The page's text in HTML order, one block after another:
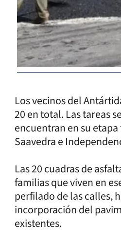
Los vecinos del
20 en total. Las tareas
encuentran en su
Saavedra e
Las 20 cuadras de
familias que viven en
perfilado de las calles,
incorporación del
existentes.